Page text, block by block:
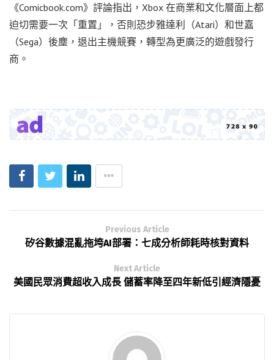
《Comicbook.com》評論指出，Xbox 在商業和文化層面上都
迫切需要一次「重置」，否則恐步雅達利（Atari）和世嘉
（Sega）後塵，退出主機競賽，轉型為更廣泛的遊戲發行
商。
Previous Article
矽谷數據混亂拖垮AI部署：七成分析師耗時核對資料
Next Article
美國民眾消費超收入成長 儲蓄率降至四年新低引經濟隱憂